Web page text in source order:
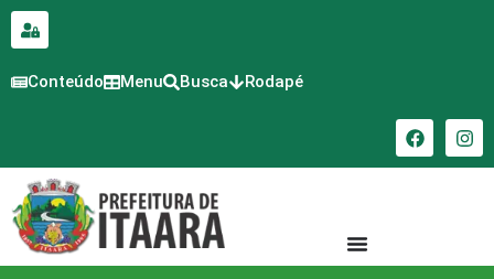
conteúdo
Conteúdo Menu Busca Rodapé